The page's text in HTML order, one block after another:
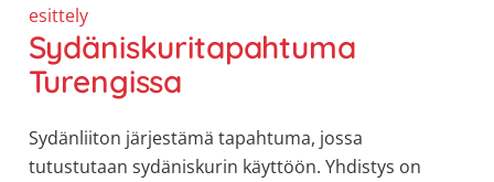
esittely
Sydäniskuritapahtuma
Turengissa
Sydänliiton järjestämä tapahtuma, jossa
tutustutaan sydäniskurin käyttöön. Yhdistys on